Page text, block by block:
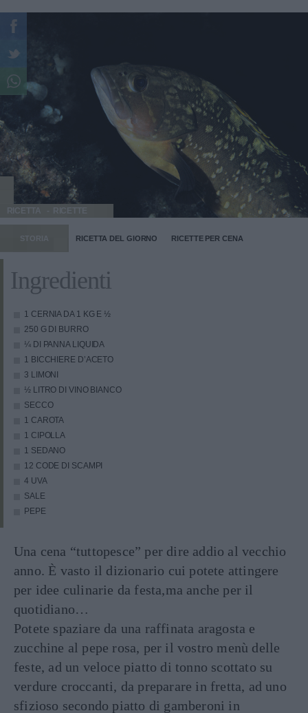
RICETTA
STORIA RICETTA DEL GIORNO RICETTE PER CENA
Ingredienti
1 CERNIA DA 1 KG E ½
250 G DI BURRO
¼ DI PANNA LIQUIDA
1 BICCHIERE D’ACETO
3 LIMONI
½ LITRO DI VINO BIANCO
SECCO
1 CAROTA
1 CIPOLLA
1 SEDANO
12 CODE DI SCAMPI
4 UVA
SALE
PEPE
Una cena “tuttopesce” per dire addio al vecchio
anno. È vasto il dizionario cui potete attingere
per idee culinarie da festa,ma anche per il
quotidiano…
Potete spaziare da una raffinata aragosta e
zucchine al pepe rosa, per il vostro menù delle
feste, ad un veloce piatto di tonno scottato su
verdure croccanti, da preparare in fretta, ad uno
sfizioso secondo piatto di gamberoni in